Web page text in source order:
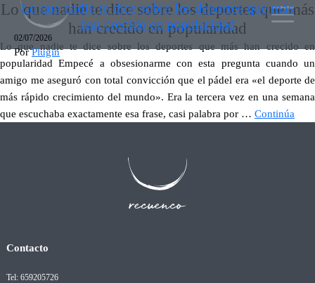
Lo que nadie te dice sobre los deportes que más
han crecido en popularidad
Lo que nadie te dice sobre los deportes que más
han crecido en popularidad
02/07/2026
PorPlugin
Lo que nadie te dice sobre los deportes que más han crecido en
popularidad Empecé a obsesionarme con esta pregunta cuando un
amigo me aseguró con total convicción que el pádel era «el deporte de
más rápido crecimiento del mundo». Era la tercera vez en una semana
que escuchaba exactamente esa frase, casi palabra por … Continúa
Contacto
Tel: 659205726